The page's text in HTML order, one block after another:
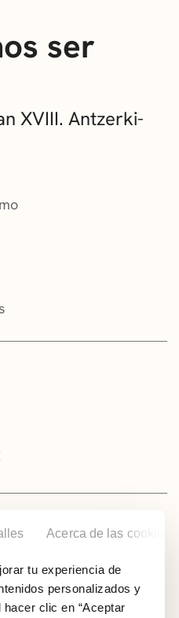
Acerca de las cookies
tu experiencia de
personalizados y
clic en “Aceptar
ser
XVIII. Antzerki-
el XVIII Circuito Mujeres
disfrutar de teatro